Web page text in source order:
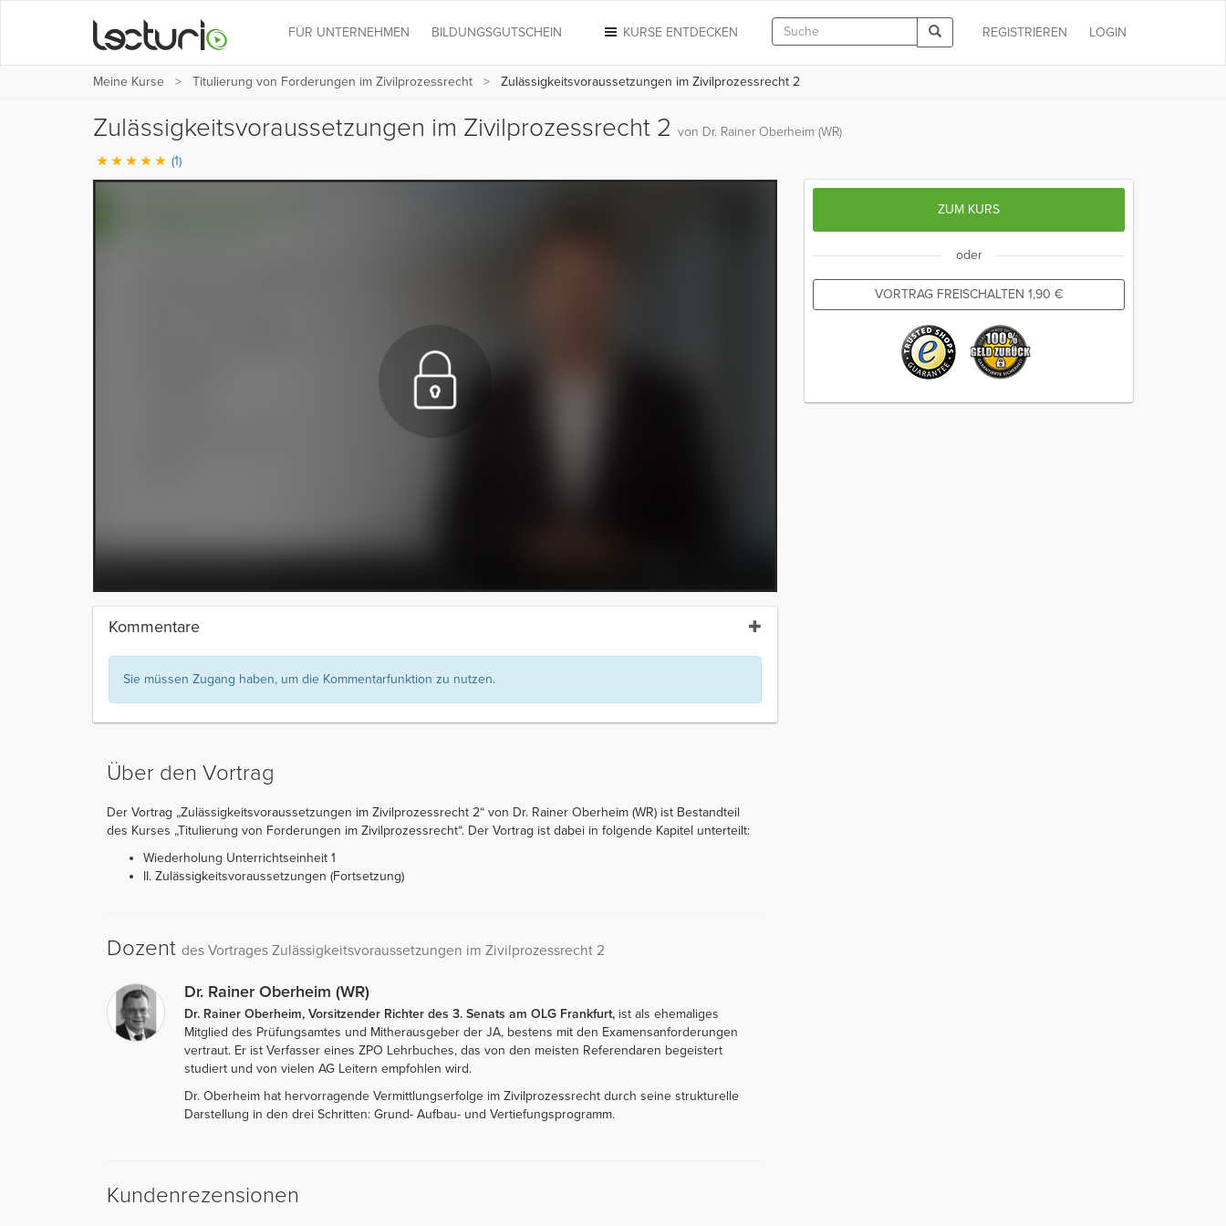
LOGIN
REGISTRIEREN
KURSE ENTDECKEN
FÜR UNTERNEHMEN BILDUNGSGUTSCHEIN
Meine Kurse Titulierung von Forderungen im Zivilprozessrecht Zulässigkeitsvoraussetzungen im Zivilprozessrecht 2
Zulässigkeitsvoraussetzungen im Zivilprozessrecht 2 von Dr. Rainer Oberheim (WR)
(1)
Kommentare
Sie müssen Zugang haben, um die Kommentarfunktion zu nutzen.
Über den Vortrag
Der Vortrag „Zulässigkeitsvoraussetzungen im Zivilprozessrecht 2“ von Dr. Rainer Oberheim (WR) ist Bestandteil
des Kurses „Titulierung von Forderungen im Zivilprozessrecht“. Der Vortrag ist dabei in folgende Kapitel unterteilt:
Wiederholung Unterrichtseinheit 1
II. Zulässigkeitsvoraussetzungen (Fortsetzung)
Dozent des Vortrages Zulässigkeitsvoraussetzungen im Zivilprozessrecht 2
Dr. Rainer Oberheim (WR)
Dr. Rainer Oberheim, Vorsitzender Richter des 3. Senats am OLG Frankfurt, ist als ehemaliges
Mitglied des Prüfungsamtes und Mitherausgeber der JA, bestens mit den Examensanforderungen
vertraut. Er ist Verfasser eines ZPO Lehrbuches, das von den meisten Referendaren begeistert
studiert und von vielen AG Leitern empfohlen wird.
Dr. Oberheim hat hervorragende Vermittlungserfolge im Zivilprozessrecht durch seine strukturelle
Darstellung in den drei Schritten: Grund- Aufbau- und Vertiefungsprogramm.
Kundenrezensionen
ZUM KURS
oder
VORTRAG FREISCHALTEN 1,90 €